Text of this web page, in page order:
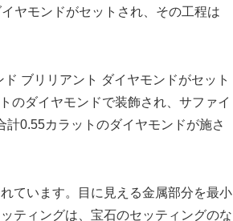
ヤモンドがセットされ、その工程は
ブリリアント ダイヤモンドがセット
のダイヤモンドで装飾され、サファイ
0.55カラットのダイヤモンドが施さ
ています。目に見える金属部分を最小
ティングは、宝石のセッティングのな